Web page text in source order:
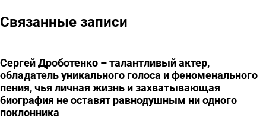
Связанные записи
Сергей Дроботенко – талантливый актер,
обладатель уникального голоса и феноменального
пения, чья личная жизнь и захватывающая
биография не оставят равнодушным ни одного
поклонника